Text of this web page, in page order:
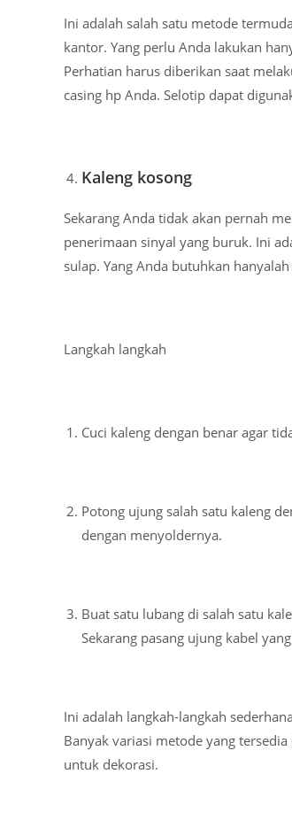
Ini adalah salah satu metode
kantor. Yang perlu Anda lakukan
Perhatian harus diberikan saat
casing hp Anda. Selotip dapat
Kaleng kosong
Sekarang Anda tidak akan pernah
penerimaan sinyal yang buruk. Ini
sulap. Yang Anda butuhkan
Langkah langkah
Cuci kaleng dengan benar agar
Potong ujung salah satu kaleng
dengan menyoldernya.
Buat satu lubang di salah satu
Sekarang pasang ujung kabel
Ini adalah langkah-langkah
Banyak variasi metode yang
untuk dekorasi.